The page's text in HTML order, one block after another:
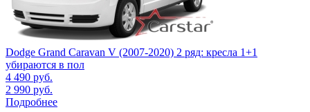
Dodge Grand Caravan V (2007-2020) 2 ряд: кресла 1+1
убираются в пол
4 490 руб.
2 990 руб.
Подробнее